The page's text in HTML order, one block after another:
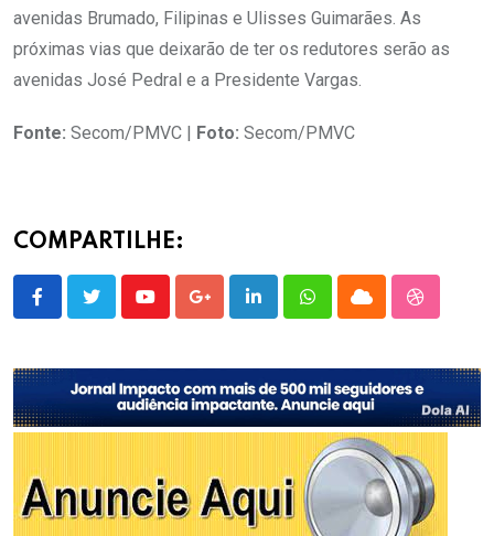
avenidas Brumado, Filipinas e Ulisses Guimarães. As
próximas vias que deixarão de ter os redutores serão as
avenidas José Pedral e a Presidente Vargas.
Fonte: Secom/PMVC | Foto: Secom/PMVC
COMPARTILHE:
YoutubeGoogle+LinkedInWhatsappCloud